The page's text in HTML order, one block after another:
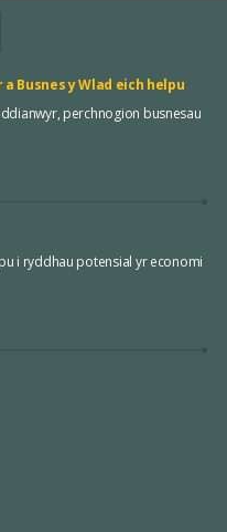
Busnes y Wlad eich helpu
perchnogion busnesau
i ryddhau potensial yr economi